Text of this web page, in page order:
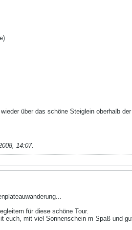
über das schöne Steiglein oberhalb
14:07.
für diese schöne Tour.
euch, mit viel Sonnenschein m Spaß und